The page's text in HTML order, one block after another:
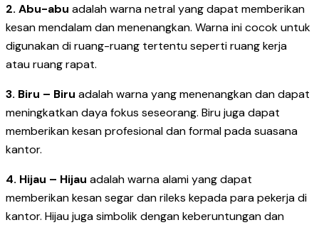
2. Abu-abu adalah warna netral yang dapat memberikan
kesan mendalam dan menenangkan. Warna ini cocok untuk
digunakan di ruang-ruang tertentu seperti ruang kerja
atau ruang rapat.
3. Biru – Biru adalah warna yang menenangkan dan dapat
meningkatkan daya fokus seseorang. Biru juga dapat
memberikan kesan profesional dan formal pada suasana
kantor.
4. Hijau – Hijau adalah warna alami yang dapat
memberikan kesan segar dan rileks kepada para pekerja di
kantor. Hijau juga simbolik dengan keberuntungan dan